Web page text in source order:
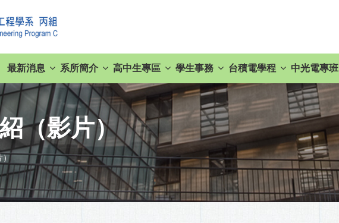
最新消息 系所簡介 高中生專區 學生事務 台積電學程 中光電專班
（影片）
）